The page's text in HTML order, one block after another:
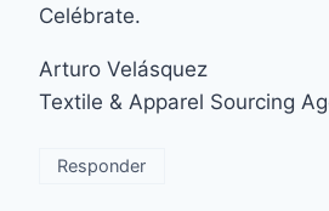
Celébrate.
Arturo Velásquez
Textile & Apparel Sourcing
Responder